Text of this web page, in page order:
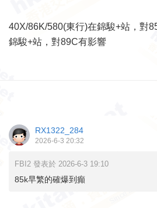
40X/86K/580(東行)在錦駿+站，對
錦駿+站，對89C有影響
RX1322_284
2026-6-3 20:32
FBI2 發表於 2026-6-3 19:10
85k早繁的確爆到癲